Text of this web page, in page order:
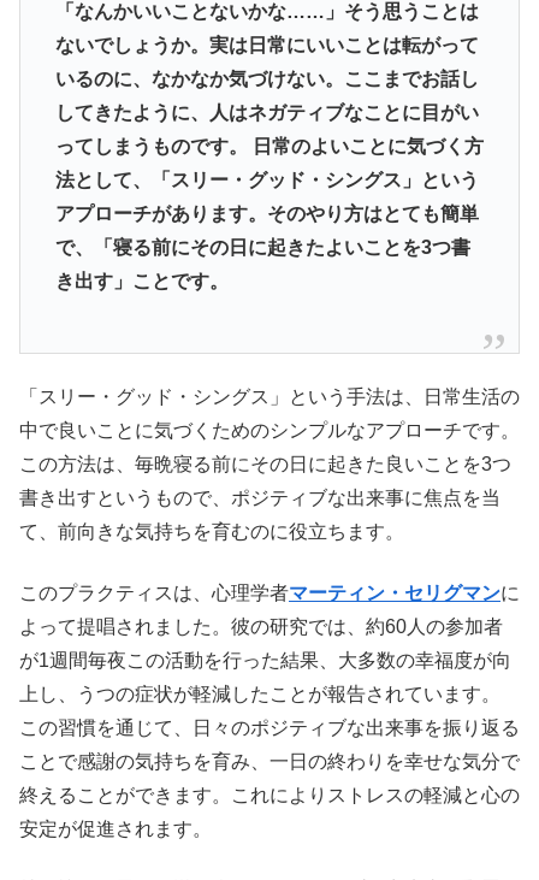
「なんかいいことないかな……」そう思うことは
ないでしょうか。実は日常にいいことは転がって
いるのに、なかなか気づけない。ここまでお話し
してきたように、人はネガティブなことに目がい
ってしまうものです。 日常のよいことに気づく方
法として、「スリー・グッド・シングス」という
アプローチがあります。そのやり方はとても簡単
で、「寝る前にその日に起きたよいことを3つ書
き出す」ことです。
「スリー・グッド・シングス」という手法は、日常生活の
中で良いことに気づくためのシンプルなアプローチです。
この方法は、毎晩寝る前にその日に起きた良いことを3つ
書き出すというもので、ポジティブな出来事に焦点を当
て、前向きな気持ちを育むのに役立ちます。
このプラクティスは、心理学者マーティン・セリグマンに
よって提唱されました。彼の研究では、約60人の参加者
が1週間毎夜この活動を行った結果、大多数の幸福度が向
上し、うつの症状が軽減したことが報告されています。
この習慣を通じて、日々のポジティブな出来事を振り返る
ことで感謝の気持ちを育み、一日の終わりを幸せな気分で
終えることができます。これによりストレスの軽減と心の
安定が促進されます。